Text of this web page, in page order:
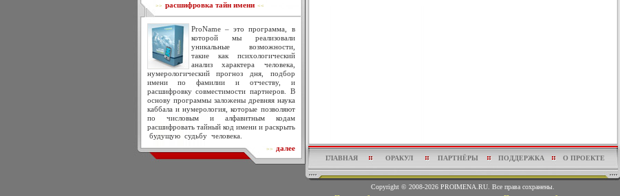
>> расшифровка тайн имени<<
ProName – это программа, в
которой мы реализовали
уникальные возможности,
такие как психологический
анализ характера человека,
нумерологический прогноз дня, подбор
имени по фамилии и отчеству, и
расшифровку совместимости партнеров. В
основу программы заложены древняя наука
каббала и нумерология, которые позволяют
по числовым и алфавитным кодам
расшифровать тайный код имени и раскрыть
будущую судьбу человека.
>> далее
ГЛАВНАЯ ОРАКУЛ ПАРТНЁРЫ ПОДДЕРЖКА О ПРОЕКТЕ
Copyright © 2008-2026 PROIMENA.RU. Все права сохранены.